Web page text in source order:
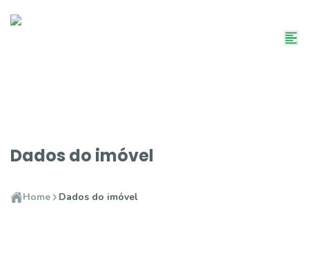
Dados do imóvel
Home Dados do imóvel